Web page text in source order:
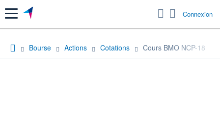
Menu Connexion
Bourse Actions Cotations Cours BMO NCP-18